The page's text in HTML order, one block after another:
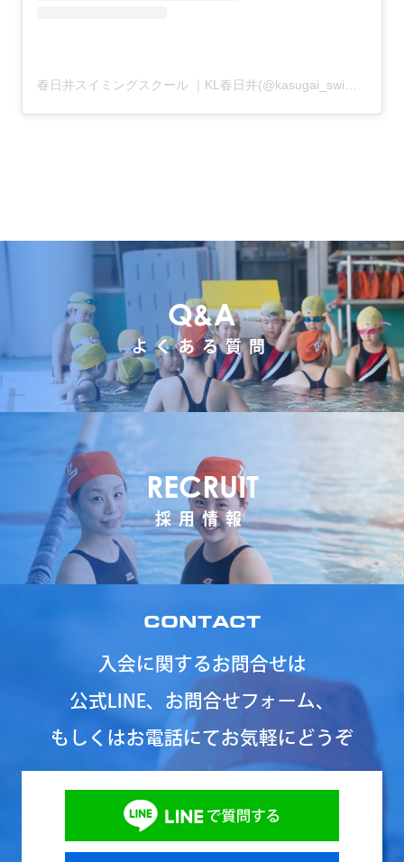
Q&A
よくある質問
RECRUIT
採用情報
CONTACT
入会に関するお問合せは
公式LINE、お問合せフォーム、
もしくはお電話にてお気軽にどうぞ